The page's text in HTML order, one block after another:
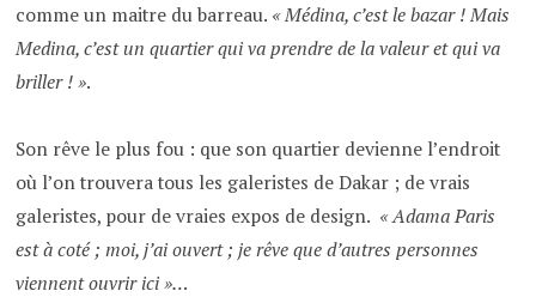
comme un maitre du barreau. « Médina, c’est le bazar ! Mais
Medina, c’est un quartier qui va prendre de la valeur et qui va
briller ! ».
Son rêve le plus fou : que son quartier devienne l’endroit
où l’on trouvera tous les galeristes de Dakar ; de vrais
galeristes, pour de vraies expos de design. « Adama Paris
est à coté ; moi, j’ai ouvert ; je rêve que d’autres personnes
viennent ouvrir ici »…